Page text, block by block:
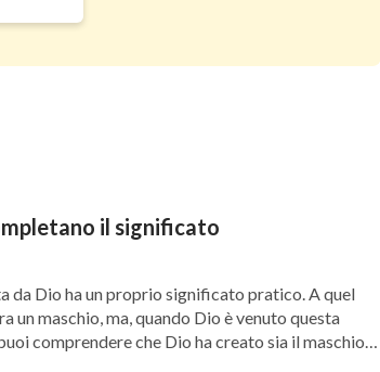
il significato
da Dio ha un proprio significato pratico. A quel
un maschio, ma, quando Dio è venuto questa
comprendere che Dio ha creato sia il maschio